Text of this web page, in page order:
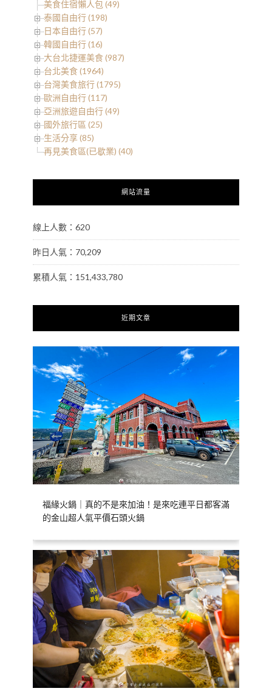
美食住宿懶人包 (49)
泰國自由行 (198)
日本自由行 (57)
韓國自由行 (16)
大台北捷運美食 (987)
台北美食 (1964)
台灣美食旅行 (1795)
歐洲自由行 (117)
亞洲旅遊自由行 (49)
國外旅行區 (25)
生活分享 (85)
再見美食區(已歇業) (40)
網站流量
線上人數：620
昨日人氣：70,209
累積人氣：151,433,780
近期文章
福緣火鍋｜真的不是來加油！是來吃連平日都客滿
的金山超人氣平價石頭火鍋